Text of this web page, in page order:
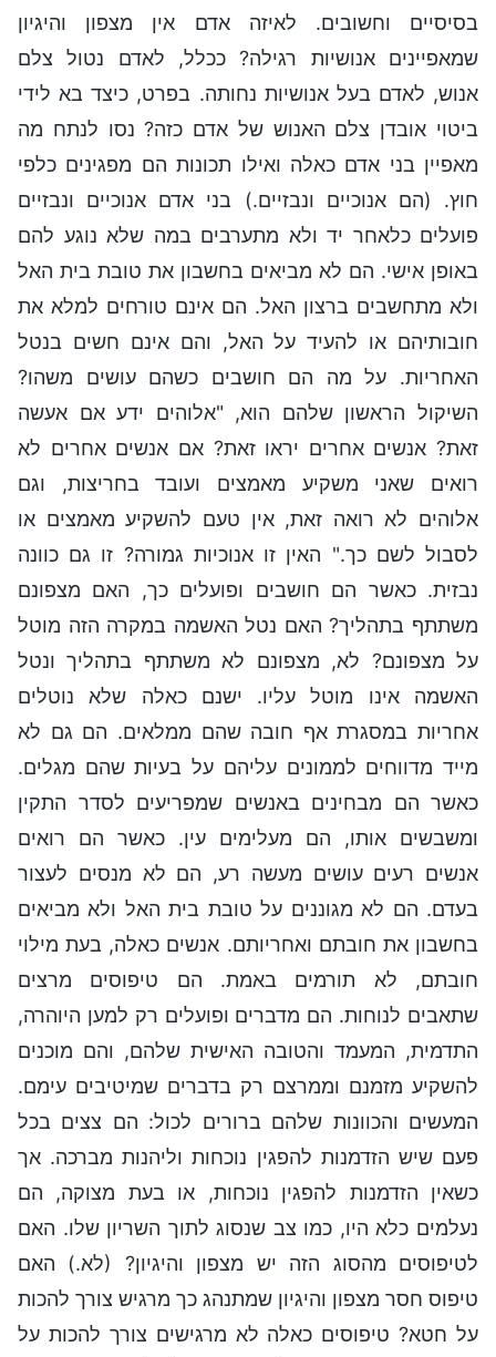
בסיסיים וחשובים. לאיזה אדם אין מצפון והיגיון
שמאפיינים אנושיות רגילה? ככלל, לאדם נטול צלם
אנוש, לאדם בעל אנושיות נחותה. בפרט, כיצד בא לידי
ביטוי אובדן צלם האנוש של אדם כזה? נסו לנתח מה
מאפיין בני אדם כאלה ואילו תכונות הם מפגינים כלפי
חוץ. (הם אנוכיים ונבזיים.) בני אדם אנוכיים ונבזיים
פועלים כלאחר יד ולא מתערבים במה שלא נוגע להם
באופן אישי. הם לא מביאים בחשבון את טובת בית האל
ולא מתחשבים ברצון האל. הם אינם טורחים למלא את
חובותיהם או להעיד על האל, והם אינם חשים בנטל
האחריות. על מה הם חושבים כשהם עושים משהו?
השיקול הראשון שלהם הוא, "אלוהים ידע אם אעשה
זאת? אנשים אחרים יראו זאת? אם אנשים אחרים לא
רואים שאני משקיע מאמצים ועובד בחריצות, וגם
אלוהים לא רואה זאת, אין טעם להשקיע מאמצים או
לסבול לשם כך." האין זו אנוכיות גמורה? זו גם כוונה
נבזית. כאשר הם חושבים ופועלים כך, האם מצפונם
משתתף בתהליך? האם נטל האשמה במקרה הזה מוטל
על מצפונם? לא, מצפונם לא משתתף בתהליך ונטל
האשמה אינו מוטל עליו. ישנם כאלה שלא נוטלים
אחריות במסגרת אף חובה שהם ממלאים. הם גם לא
מייד מדווחים לממונים עליהם על בעיות שהם מגלים.
כאשר הם מבחינים באנשים שמפריעים לסדר התקין
ומשבשים אותו, הם מעלימים עין. כאשר הם רואים
אנשים רעים עושים מעשה רע, הם לא מנסים לעצור
בעדם. הם לא מגוננים על טובת בית האל ולא מביאים
בחשבון את חובתם ואחריותם. אנשים כאלה, בעת מילוי
חובתם, לא תורמים באמת. הם טיפוסים מרצים
שתאבים לנוחות. הם מדברים ופועלים רק למען היוהרה,
התדמית, המעמד והטובה האישית שלהם, והם מוכנים
להשקיע מזמנם וממרצם רק בדברים שמיטיבים עימם.
המעשים והכוונות שלהם ברורים לכול: הם צצים בכל
פעם שיש הזדמנות להפגין נוכחות וליהנות מברכה. אך
כשאין הזדמנות להפגין נוכחות, או בעת מצוקה, הם
נעלמים כלא היו, כמו צב שנסוג לתוך השריון שלו. האם
לטיפוסים מהסוג הזה יש מצפון והיגיון? (לא.) האם
טיפוס חסר מצפון והיגיון שמתנהג כך מרגיש צורך להכות
על חטא? טיפוסים כאלה לא מרגישים צורך להכות על